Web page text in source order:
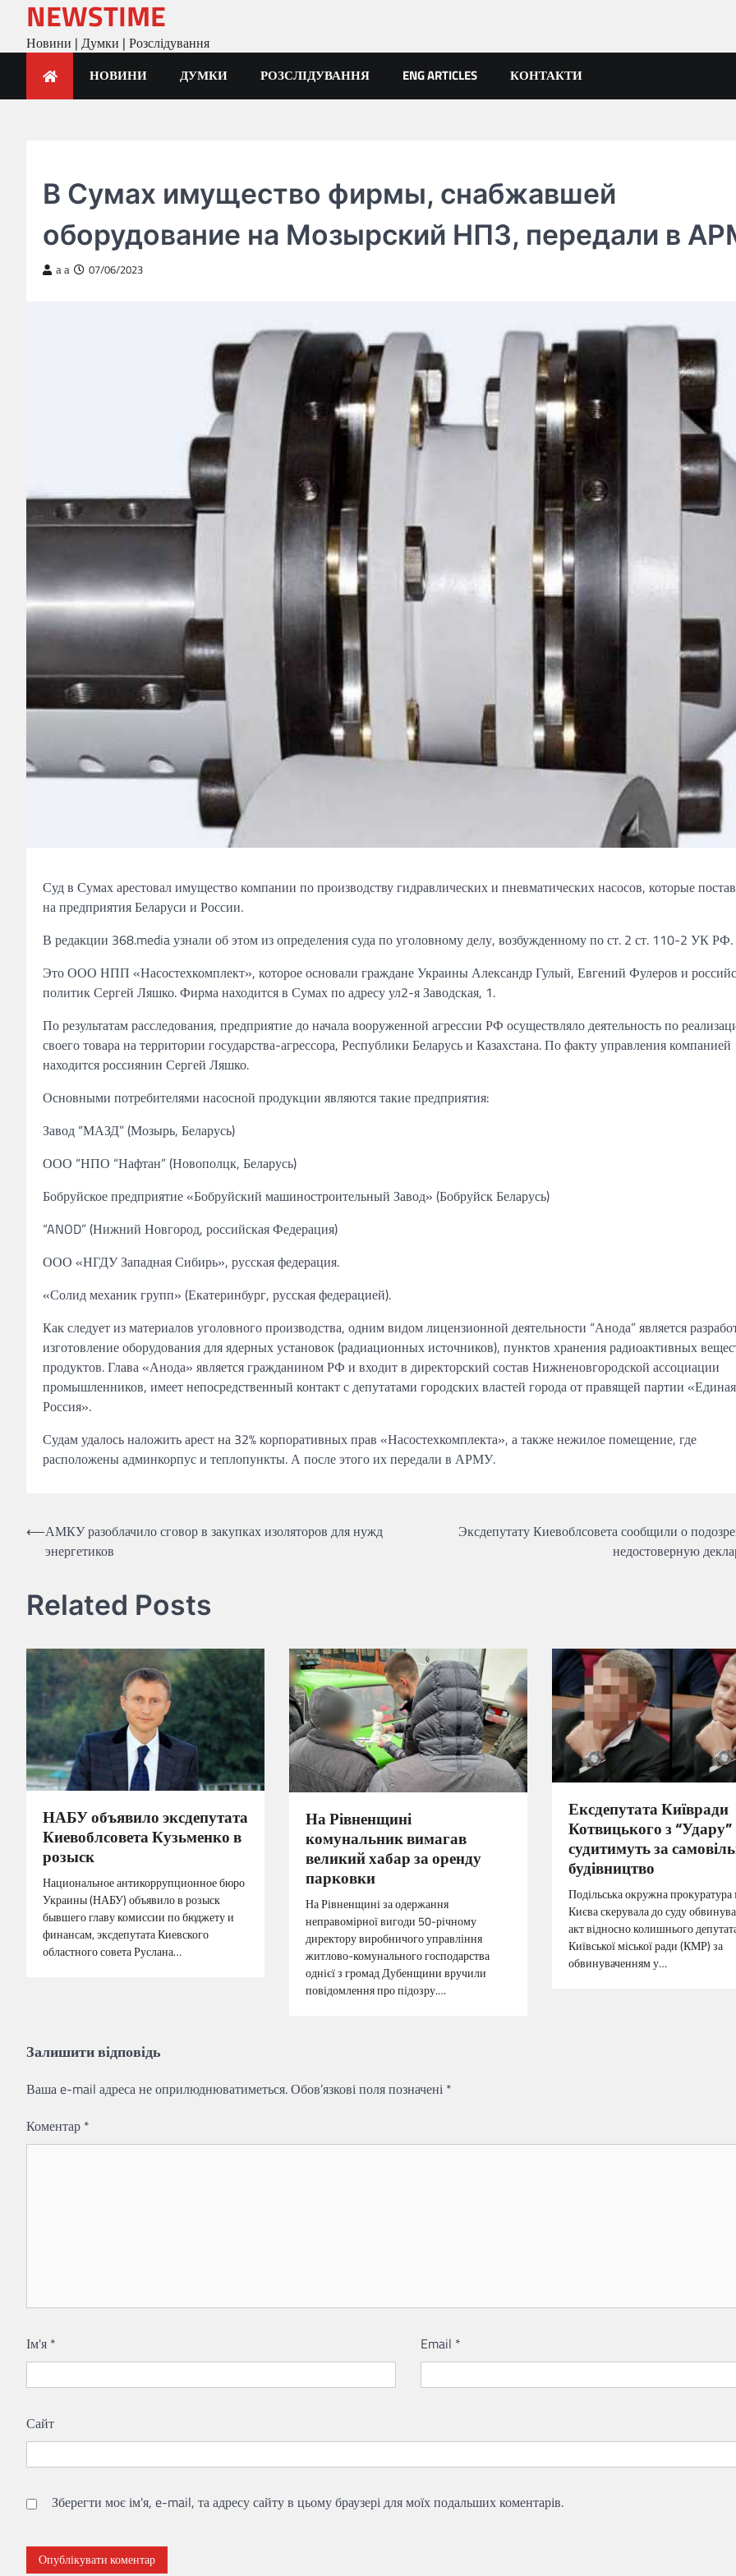
content
NEWSTIME
Новини | Думки | Розслідування
НОВИНИ ДУМКИ РОЗСЛІДУВАННЯ ENG ARTICLES КОНТАКТИ
В Сумах имущество фирмы, снабжавшей
оборудование на Мозырский НПЗ, передали в
a a 07/06/2023
Суд в Сумахарестовалимущество компании по производству гидравлических и пневматических насосов, которые
на предприятия Беларуси и России.
В редакции 368.mediaузнали об этом из определениясуда по уголовномуделу, возбужденномупо ст. 2 ст. 110-2 УК РФ.
ЭтоООО НПП «Насостехкомплект», которое основали граждане Украины Александр Гулый, Евгений Фулеров и
политикСергей Ляшко.Фирманаходится в Сумах по адресуул2-яЗаводская, 1.
По результатам расследования, предприятие до начала вооруженной агрессии РФ осуществляло деятельностьпо
своего товара на территории государства-агрессора, Республики Беларусь и Казахстана.По факту управлениякомпанией
находитсяроссиянин Сергей Ляшко.
Основными потребителями насосной продукции являютсятакиепредприятия:
Завод “МАЗД”(Мозырь, Беларусь)
ООО “НПО “Нафтан”(Новополцк, Беларусь)
Бобруйское предприятие«Бобруйский машиностроительный Завод» (БобруйскБеларусь)
“ANOD”(Нижний Новгород, российскаяФедерация)
ООО «НГДУ ЗападнаяСибирь», русская федерация.
«Солидмеханикгрупп» (Екатеринбург, русскаяфедерацией).
Как следует из материалов уголовногопроизводства, однимвидомлицензионной деятельности “Анода”является
изготовление оборудования для ядерныхустановок (радиационных источников), пунктов хранения радиоактивных
продуктов.Глава«Анода» являетсягражданином РФ и входит в директорский состав Нижненовгородской ассоциации
промышленников, имеет непосредственный контакт с депутатами городских властей города от правящей партии «Единая
Россия».
Судам удалосьналожить арест на 32% корпоративных прав «Насостехкомплекта», а также нежилое помещение, где
расположены админкорпуси теплопункты.А послеэтого их передали в АРМУ.
Навігація
записів
⟵АМКУ разоблачило сговор в закупках изоляторов для нужд
энергетиков
Эксдепутату Киевоблсовета сообщили о
недостоверную
Related Posts
НАБУ объявило эксдепутата
Киевоблсовета Кузьменко в
розыск
Национальное антикоррупционное бюро
Украины (НАБУ) объявило в розыск
бывшего главу комиссии по бюджету и
финансам, эксдепутата Киевского
областного совета Руслана…
На Рівненщині
комунальник вимагав
великий хабар за оренду
парковки
На Рівненщині за одержання
неправомірної вигоди 50-річному
директору виробничого управління
житлово-комунального господарства
однієї з громад Дубенщини вручили
повідомлення про підозру.…
Ексдепутата Київради
Котвицького з “Удару”
судитимуть за
будівництво
Подільська окружна прокуратура
Києва скерувала до суду
акт відносно колишнього
Київської міської ради (КМР) за
обвинуваченням у…
Залишити відповідь
Ваша e-mail адреса не оприлюднюватиметься.Обов’язкові поля позначені *
Коментар *
Ім'я * Email *
Сайт
Зберегти моє ім'я, e-mail, та адресу сайту в цьому браузері для моїх подальших коментарів.